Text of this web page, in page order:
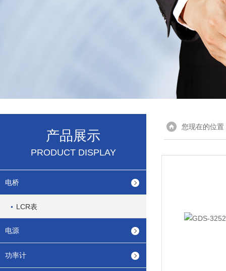
产品展示
PRODUCT DISPLAY
电桥
LCR表
电源
功率计
您现在的位置